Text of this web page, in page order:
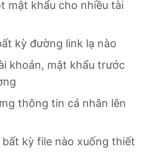
mật khẩu cho nhiều tài
kỳ đường link lạ nào
khoản, mật khẩu trước
thông tin cá nhân lên
kỳ file nào xuống thiết